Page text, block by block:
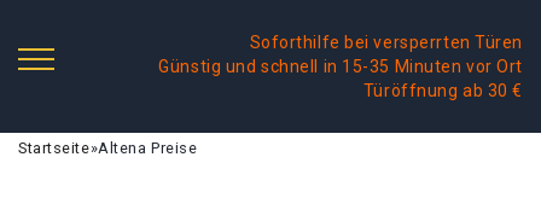
Soforthilfe bei versperrten Türen
Günstig und schnell in 15-35 Minuten vor Ort
Türöffnung ab 30 €
Startseite»Altena Preise